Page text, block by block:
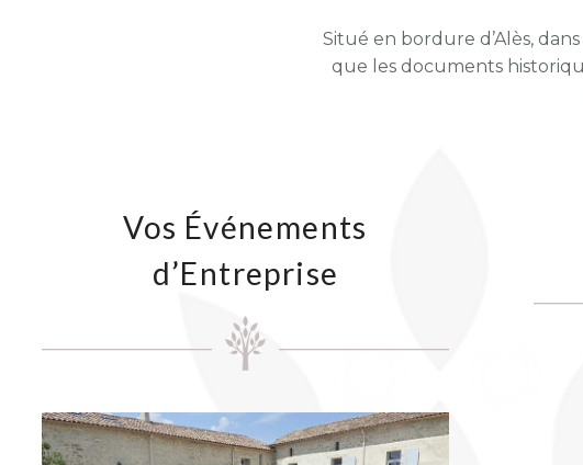
Situé en bordure d’Alès,
que les documents
Vos Événements
d’Entreprise